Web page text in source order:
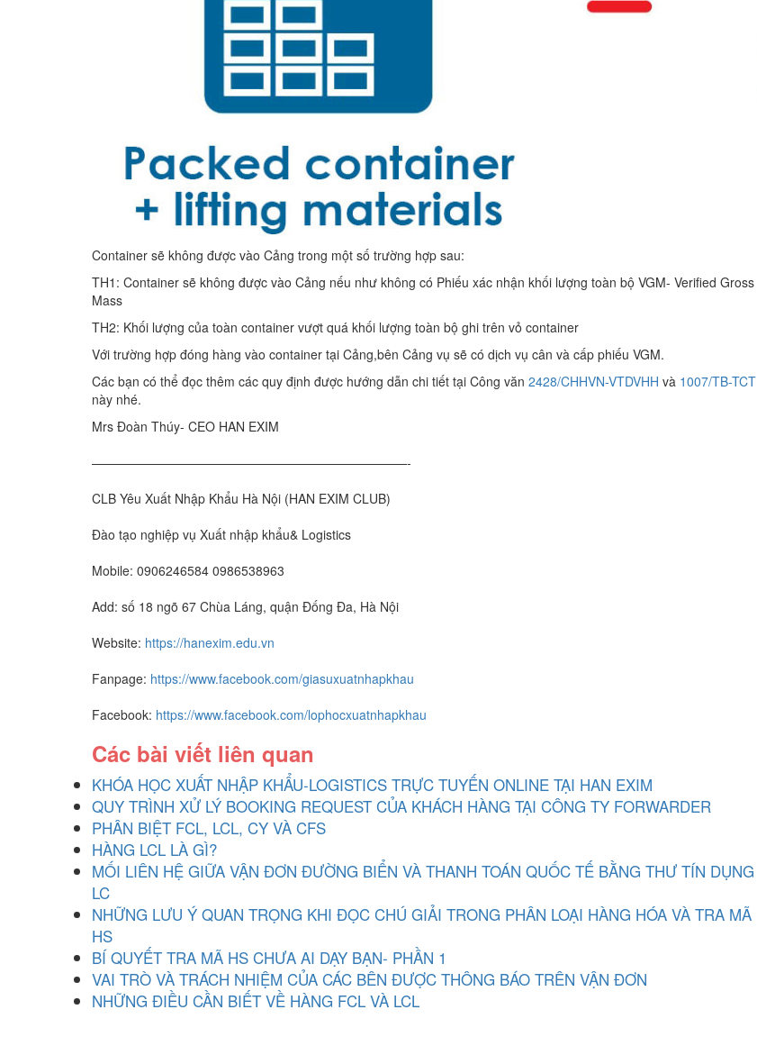
Container sẽ không được vào Cảng trong một số trường hợp sau:
TH1: Container sẽ không được vào Cảng nếu như không có Phiếu xác nhận khối lượng toàn bộ VGM- Verified Gross
Mass
TH2: Khối lượng của toàn container vượt quá khối lượng toàn bộ ghi trên vỏ container
Với trường hợp đóng hàng vào container tại Cảng,bên Cảng vụ sẽ có dịch vụ cân và cấp phiếu VGM.
Các bạn có thể đọc thêm các quy định được hướng dẫn chi tiết tại Công văn 2428/CHHVN-VTDVHH và 1007/TB-TCT
này nhé.
Mrs Đoàn Thúy- CEO HAN EXIM
—————————————————————————-
CLB Yêu Xuất Nhập Khẩu Hà Nội (HAN EXIM CLUB)
Đào tạo nghiệp vụ Xuất nhập khẩu& Logistics
Mobile: 0906246584 0986538963
Add: số 18 ngõ 67 Chùa Láng, quận Đống Đa, Hà Nội
Website: https://hanexim.edu.vn
Fanpage: https://www.facebook.com/giasuxuatnhapkhau
Facebook: https://www.facebook.com/lophocxuatnhapkhau
Các bài viết liên quan
KHÓA HỌC XUẤT NHẬP KHẨU-LOGISTICS TRỰC TUYẾN ONLINE TẠI HAN EXIM
QUY TRÌNH XỬ LÝ BOOKING REQUEST CỦA KHÁCH HÀNG TẠI CÔNG TY FORWARDER
PHÂN BIỆT FCL, LCL, CY VÀ CFS
HÀNG LCL LÀ GÌ?
MỐI LIÊN HỆ GIỮA VẬN ĐƠN ĐƯỜNG BIỂN VÀ THANH TOÁN QUỐC TẾ BẰNG THƯ TÍN DỤNG
LC
NHỮNG LƯU Ý QUAN TRỌNG KHI ĐỌC CHÚ GIẢI TRONG PHÂN LOẠI HÀNG HÓA VÀ TRA MÃ
HS
BÍ QUYẾT TRA MÃ HS CHƯA AI DẠY BẠN- PHẦN 1
VAI TRÒ VÀ TRÁCH NHIỆM CỦA CÁC BÊN ĐƯỢC THÔNG BÁO TRÊN VẬN ĐƠN
NHỮNG ĐIỀU CẦN BIẾT VỀ HÀNG FCL VÀ LCL